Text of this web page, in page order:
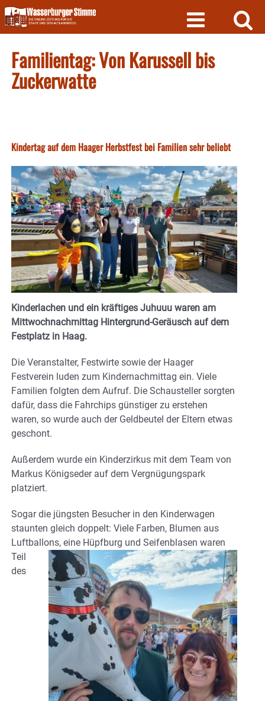
Skip
to
content
Familientag: Von Karussell bis
Zuckerwatte
Kindertag auf dem Haager Herbstfest bei Familien sehr beliebt
Kinderlachen und ein kräftiges Juhuuu waren am
Mittwochnachmittag Hintergrund-Geräusch auf dem
Festplatz in Haag.
Die Veranstalter, Festwirte sowie der Haager
Festverein luden zum Kindernachmittag ein. Viele
Familien folgten dem Aufruf. Die Schausteller sorgten
dafür, dass die Fahrchips günstiger zu erstehen
waren, so wurde auch der Geldbeutel der Eltern etwas
geschont.
Außerdem wurde ein Kinderzirkus mit dem Team von
Markus Königseder auf dem Vergnügungspark
platziert.
Sogar die jüngsten Besucher in den Kinderwagen
staunten gleich doppelt: Viele Farben, Blumen aus
Luftballons, eine Hüpfburg und Seifenblasen waren
Teil
des